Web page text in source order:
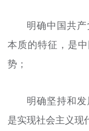
明确中国共
本质的特征，是
势；
明确坚持和
是实现社会主义现